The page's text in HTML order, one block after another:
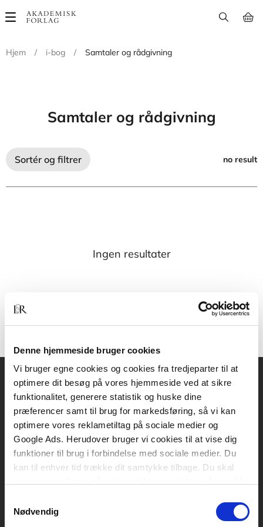
Denne hjemmeside bruger cookies
Vi bruger egne cookies og cookies fra tredjeparter til at
optimere dit besøg på vores hjemmeside ved at sikre
funktionalitet, generere statistik og huske dine
præferencer samt til brug for markedsføring, så vi kan
optimere vores reklametiltag på sociale medier og
Google Ads. Herudover bruger vi cookies til at vise dig
funktioner til brug i forbindelse med sociale medier. Du
kan til enhver tid trække dit samtykke tilbage. Du skal
tilbagetrækker et samtykke.
Nødvendig
Main
Hjem
/ i-bog / Samtaler og rådgivning
Samtaler og rådgivning
Sortér og filtrer no result
Ingen resultater
Akademisk Forlag
Vognmagergade 11
1120 København K
CVR 76351910
Kontakt kundeservice